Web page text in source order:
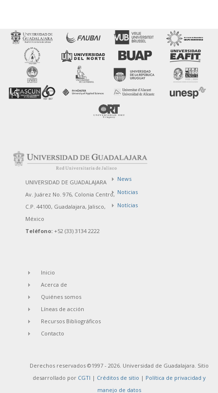
UNIVERSIDAD DE GUADALAJARA
Av. Juárez No. 976, Colonia Centro,
C.P. 44100, Guadalajara, Jalisco,
México
Teléfono: +52 (33) 3134 2222
News
Noticias
Notícias
Inicio
Acerca de
Quiénes somos
Líneas de acción
Recursos Bibliográficos
Contacto
Derechos reservados ©1997 - 2026. Universidad de Guadalajara. Sitio
desarrollado por CGTI | Créditos de sitio | Política de privacidad y
manejo de datos